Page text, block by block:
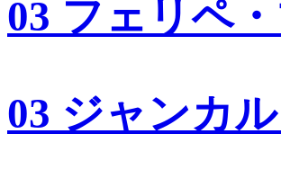
03 フェリペ
03 ジャンカ